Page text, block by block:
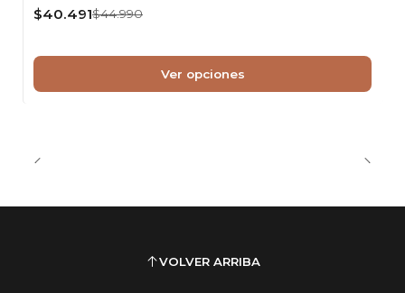
$40.491$44.990
Ver opciones
VOLVER ARRIBA